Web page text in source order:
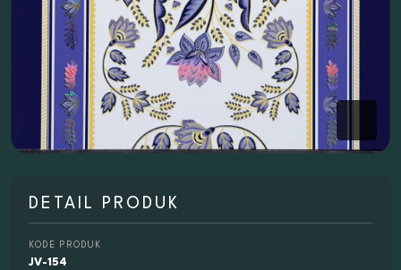
DETAIL PRODUK
KODE PRODUK
JV-154